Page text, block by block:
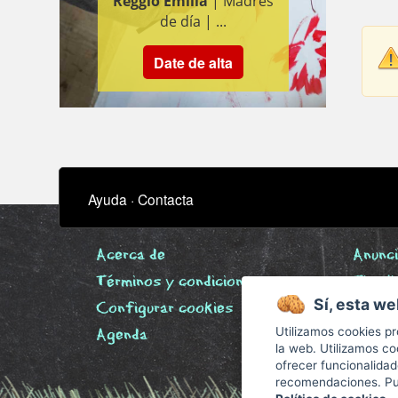
de día | ...
Date de alta
Ayuda · Contacta
Acerca de
Términos y condiciones
Configurar cookies
Agenda
Sí, esta
Utilizamos cookies
la web. Utilizamos
ofrecer
recomendaciones.